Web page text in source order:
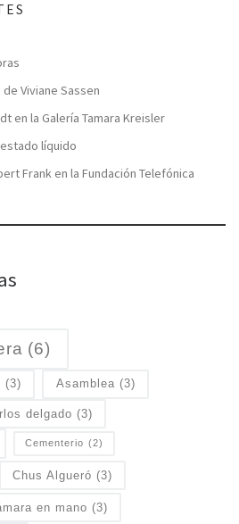
Viviane Sassen
en la Galería Tamara Kreisler
líquido
Frank en la Fundación Telefónica
(6)
(3) Asamblea (3)
delgado (3)
Cementerio (2)
Chus Algueró (3)
en mano (3)